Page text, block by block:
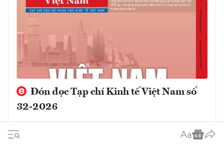
Đón đọc Tạp chí Kinh tế Việt Nam số
32-2026